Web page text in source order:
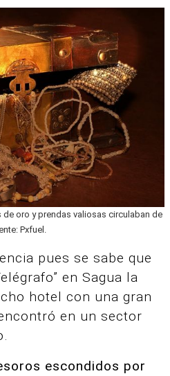
oro y prendas valiosas circulaban de
Pxfuel.
pues se sabe que
en Sagua la
hotel con una gran
en un sector
escondidos por